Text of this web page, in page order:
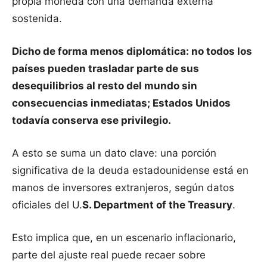
sostenida.
Dicho de forma menos diplomática: no todos los
países pueden trasladar parte de sus
desequilibrios al resto del mundo sin
consecuencias inmediatas; Estados Unidos
todavía conserva ese privilegio.
A esto se suma un dato clave: una porción
significativa de la deuda estadounidense está en
manos de inversores extranjeros, según datos
oficiales del U.S. Department of the Treasury.
Esto implica que, en un escenario inflacionario,
parte del ajuste real puede recaer sobre